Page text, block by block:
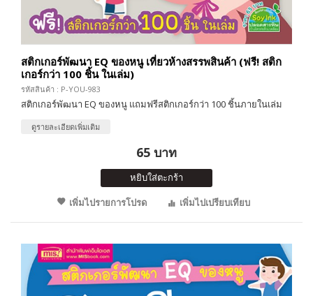
สติกเกอร์พัฒนา EQ ของหนู เที่ยวห้างสรรพสินค้า (ฟรี! สติก
เกอร์กว่า 100 ชิ้น ในเล่ม)
รหัสสินค้า : P-YOU-983
สติกเกอร์พัฒนา EQ ของหนู แถมฟรีสติกเกอร์กว่า 100 ชิ้นภายในเล่ม
ดูรายละเอียดเพิ่มเติม
65 บาท
หยิบใส่ตะกร้า
เพิ่มไปรายการโปรด
เพิ่มไปเปรียบเทียบ